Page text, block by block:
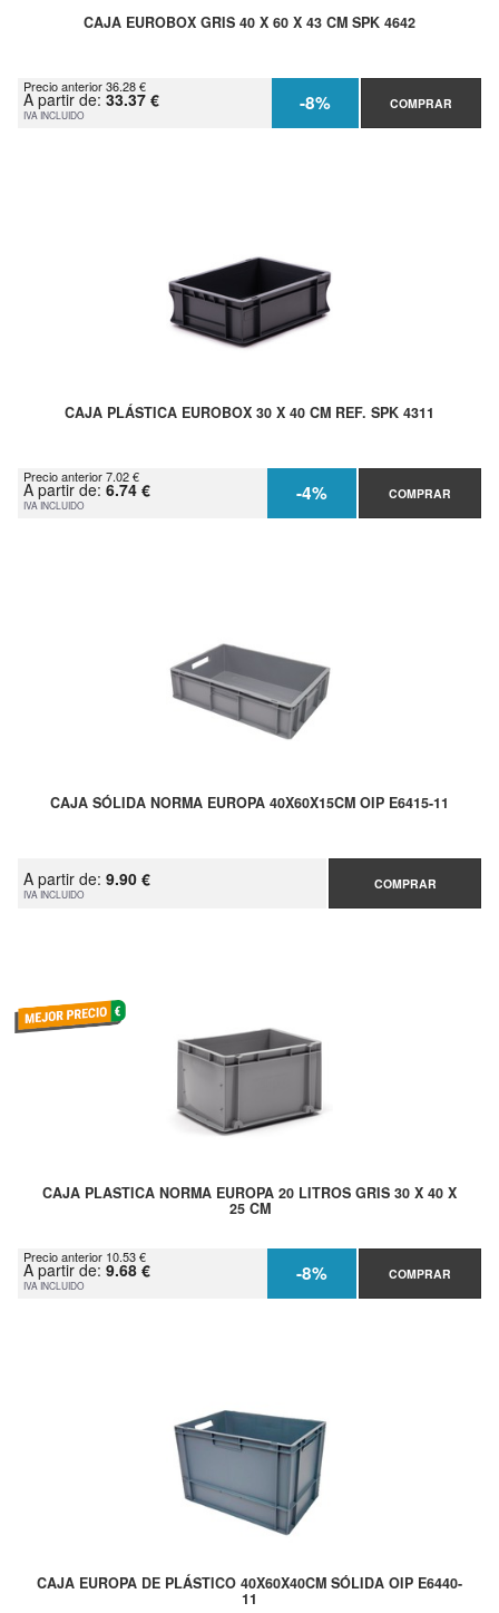
CAJA EUROBOX GRIS 40 X 60 X 43 CM SPK 4642
Precio anterior 36.28 €
A partir de: 33.37 €
IVA INCLUIDO -8% COMPRAR
CAJA PLÁSTICA EUROBOX 30 X 40 CM REF. SPK 4311
Precio anterior 7.02 €
A partir de: 6.74 €
IVA INCLUIDO -4% COMPRAR
CAJA SÓLIDA NORMA EUROPA 40X60X15CM OIP E6415-11
A partir de: 9.90 €
IVA INCLUIDO
COMPRAR
CAJA PLASTICA NORMA EUROPA 20 LITROS GRIS 30 X 40 X
25 CM
Precio anterior 10.53 €
A partir de: 9.68 €
IVA INCLUIDO -8% COMPRAR
CAJA EUROPA DE PLÁSTICO 40X60X40CM SÓLIDA OIP E6440-
11